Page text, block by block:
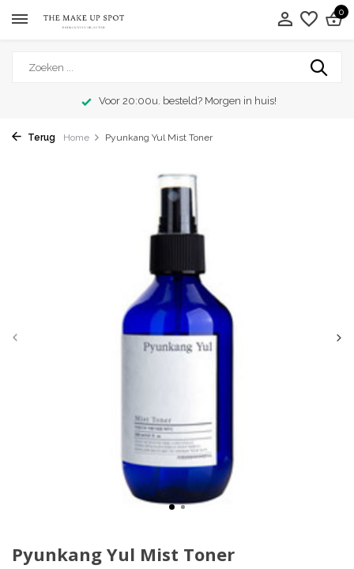
0
Voor 20:00u. besteld? Morgen in huis!
Terug Home Pyunkang Yul Mist Toner
Pyunkang Yul Mist Toner